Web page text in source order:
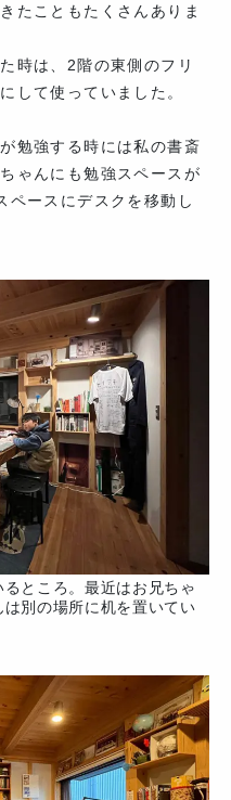
たこともたくさんありま
時は、2階の東側のフリ
して使っていました。
勉強する時には私の書斎
ゃんにも勉強スペースが
ペースにデスクを移動し
ところ。最近はお兄ちゃ
別の場所に机を置いてい